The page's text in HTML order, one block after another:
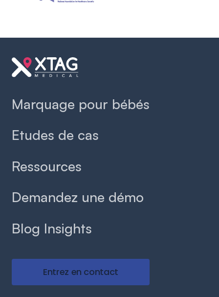
Marquage pour bébés
Etudes de cas
Ressources
Demandez une démo
Blog Insights
Entrez en contact